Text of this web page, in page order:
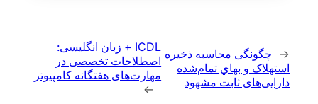
← چگونگی محاسبه ذخیره
استهلاک و بهاي تمام‌شده
دارایی‌های ثابت مشهود
ICDL + زبان انگلیسی:
اصطلاحات تخصصی در
مهارت‌های هفتگانه کامپیوتر
→